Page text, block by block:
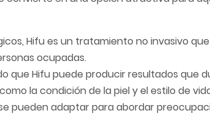
Hifu es un tratamiento no invasivo
ocupadas.
que Hifu puede producir resultados que
la condición de la piel y el estilo de
pueden adaptar para abordar